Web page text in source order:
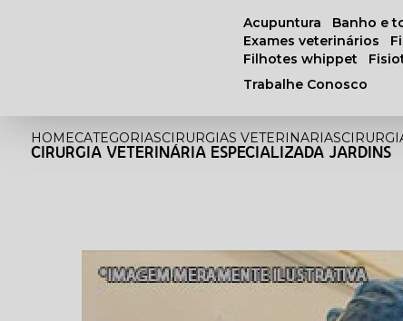
acupuntura banho e
exames veterinários
filhotes whippet
Trabalhe Conosco
HOMECATEGORIASCIRURGIAS VETERINARIAS
CIRURGIA VETERINÁRIA ESPECIALIZADA JARDINS